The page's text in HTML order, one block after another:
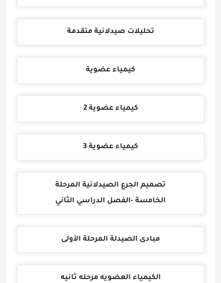
تحليلات صيدلانية متقدمة
كيمياء عضوية
كيمياء عضوية 2
كيمياء عضوية 3
تصميم الجرع الصيدلانية المرحلة
الخامسة -الفصل الدراسي الثاني
مبادى الصيدلة المرحلة الأولى
الكيمياء العضويه مرحله ثانيه